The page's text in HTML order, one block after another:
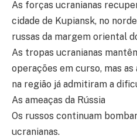
As forças ucranianas
cidade de Kupiansk, no
russas da margem oriental
As tropas ucranianas
operações em curso, mas
na região já admitiram a
As ameaças da Rússia
Os russos continuam
ucranianas.